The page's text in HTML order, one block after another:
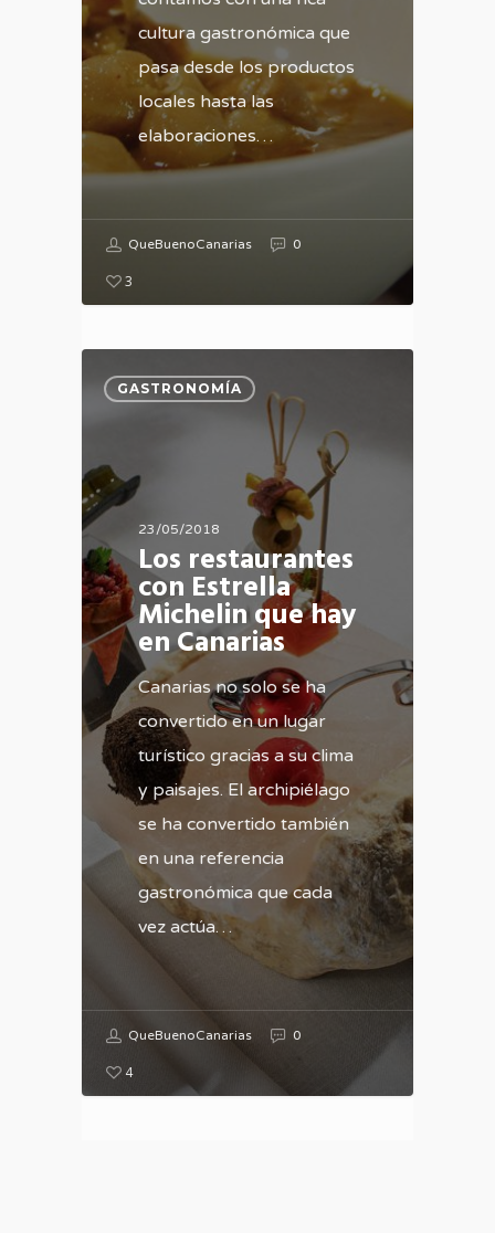
cultura gastronómica que
pasa desde los productos
locales hasta las
elaboraciones…
QueBuenoCanarias 0
3
GASTRONOMÍA
23/05/2018
Los restaurantes
con Estrella
Michelin que hay
en Canarias
Canarias no solo se ha
convertido en un lugar
turístico gracias a su clima
y paisajes. El archipiélago
se ha convertido también
en una referencia
gastronómica que cada
vez actúa…
QueBuenoCanarias 0
4